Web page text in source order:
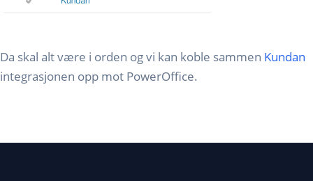
Da skal alt være i orden og vi kan koble sammen Kundan
integrasjonen opp mot PowerOffice.